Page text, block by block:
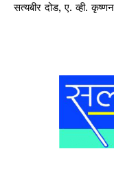
सत्यबीर दोड, ए. व्ही.